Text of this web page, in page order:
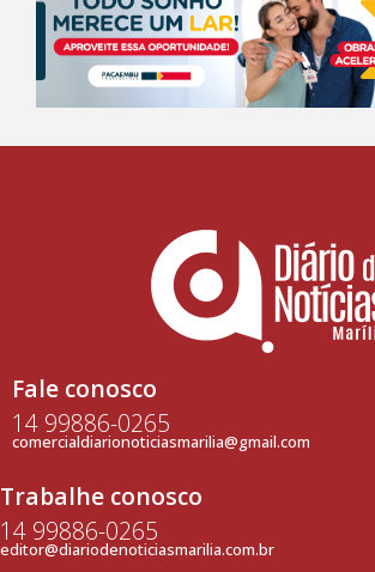
Fale conosco
14 99886-0265
comercialdiarionoticiasmarilia@gmail.com
Trabalhe conosco
14 99886-0265
editor@diariodenoticiasmarilia.com.br